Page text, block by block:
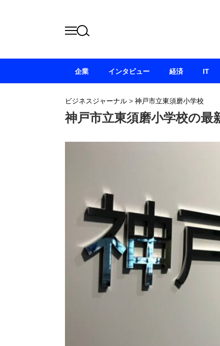
ビジネスジャーナル > 神戸市立東須磨小学校
神戸市立東須磨小学校の最
企業 インタビュー 経済 IT